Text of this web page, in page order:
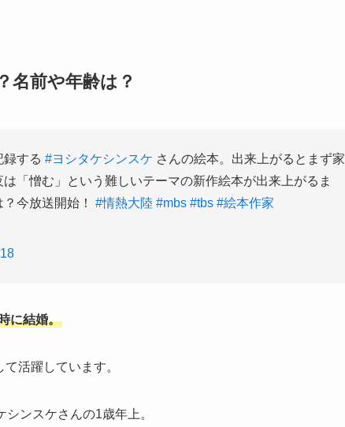
名前や年齢は？
する #ヨシタケシンスケ さんの絵本。出来上がるとまず家
「憎む」という難しいテーマの新作絵本が出来上がるま
今放送開始！ #情熱大陸 #mbs #tbs #絵本作家
に結婚。
活躍しています。
ンスケさんの1歳年上。